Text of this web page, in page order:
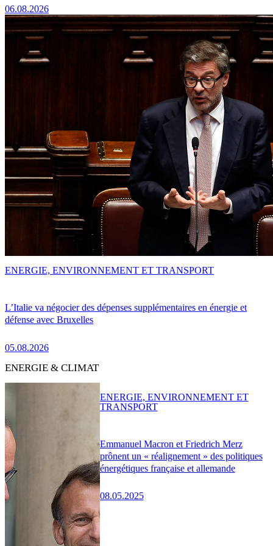
06.08.2026
L’Italie va négocier des dépenses supplémentaires en énergie et
défense avec Bruxelles
05.08.2026
ENERGIE, ENVIRONNEMENT ET TRANSPORT
ENERGIE & CLIMAT
Emmanuel Macron et Friedrich Merz
prônent un « réalignement » des politiques
énergétiques française et allemande
08.05.2025
ENERGIE, ENVIRONNEMENT ET
TRANSPORT